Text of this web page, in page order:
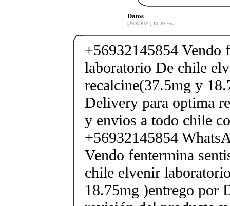
Datos
[29/9/2022] 10:29 Hrs.
+56932145854 Vendo
laboratorio De chile
recalcine(37.5mg y
Delivery para optima
y envios a todo chile
+56932145854
Vendo fentermina
chile elvenir
18.75mg )entrego por